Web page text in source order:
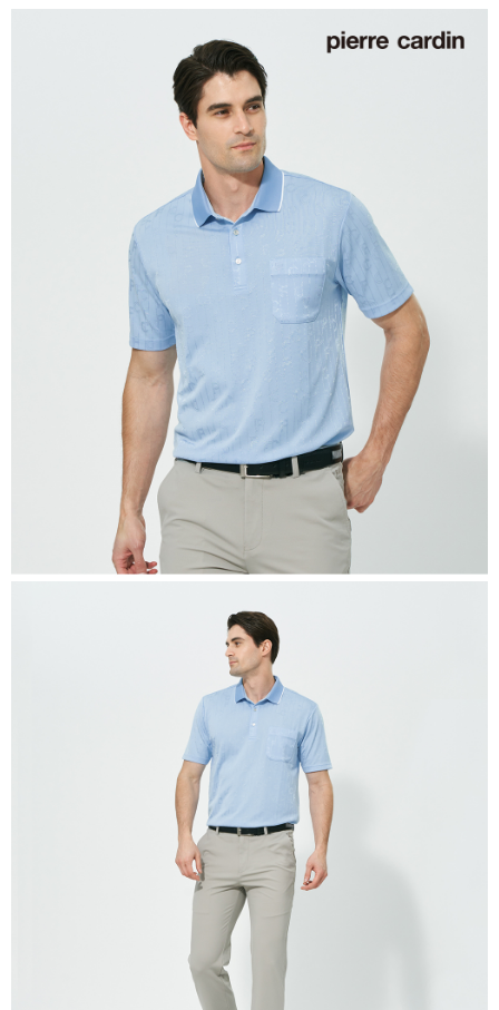
每筆NT$60，滿NT$1,200(含以上)免運費
每筆NT$60，滿NT$1,200(含以上)免運費
每筆NT$80，滿NT$1,200(含以上)免運費
每筆NT$80，滿NT$1,200(含以上)免運費